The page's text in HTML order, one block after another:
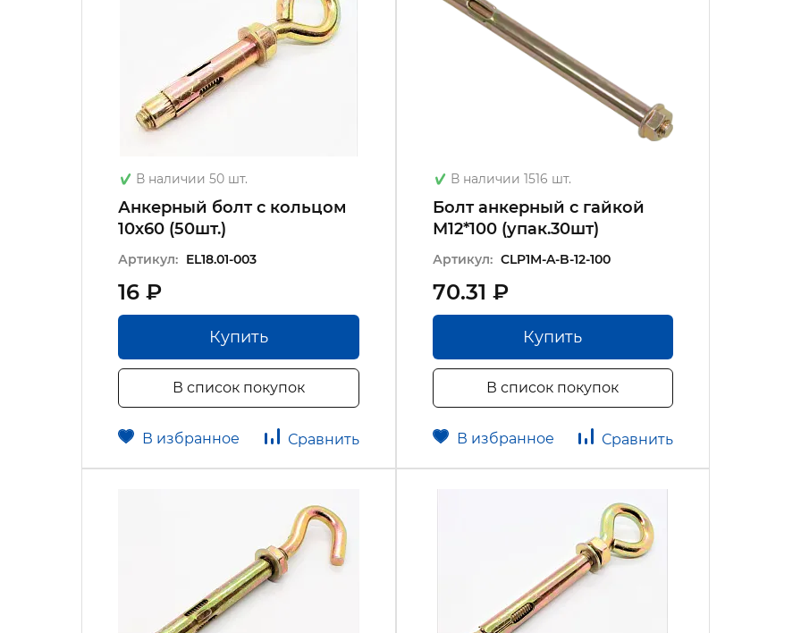
В наличии 50 шт.
Анкерный болт с кольцом
10х60 (50шт.)
Артикул: EL18.01-003
16 ₽
Купить
В список покупок
В избранное Сравнить
В наличии 1516 шт.
Болт анкерный с гайкой
М12*100 (упак.30шт)
Артикул: CLP1M-A-B-12-100
70.31 ₽
Купить
В список покупок
В избранное Сравнить